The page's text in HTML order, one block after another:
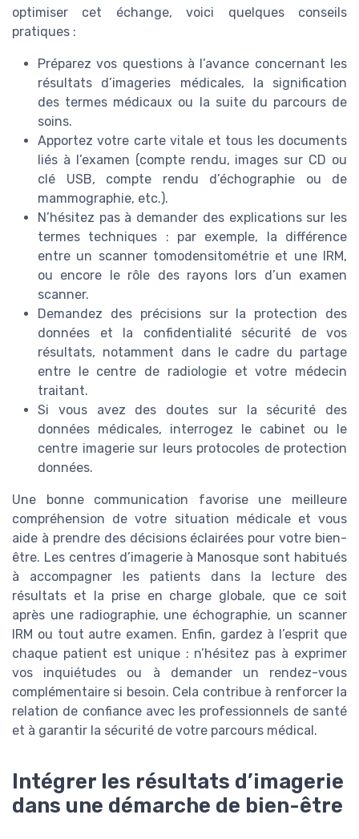
optimiser cet échange, voici quelques conseils
pratiques :
Préparez vos questions à l’avance concernant les
résultats d’imageries médicales, la signification
des termes médicaux ou la suite du parcours de
soins.
Apportez votre carte vitale et tous les documents
liés à l’examen (compte rendu, images sur CD ou
clé USB, compte rendu d’échographie ou de
mammographie, etc.).
N’hésitez pas à demander des explications sur les
termes techniques : par exemple, la différence
entre un scanner tomodensitométrie et une IRM,
ou encore le rôle des rayons lors d’un examen
scanner.
Demandez des précisions sur la protection des
données et la confidentialité sécurité de vos
résultats, notamment dans le cadre du partage
entre le centre de radiologie et votre médecin
traitant.
Si vous avez des doutes sur la sécurité des
données médicales, interrogez le cabinet ou le
centre imagerie sur leurs protocoles de protection
données.
Une bonne communication favorise une meilleure
compréhension de votre situation médicale et vous
aide à prendre des décisions éclairées pour votre bien-
être. Les centres d’imagerie à Manosque sont habitués
à accompagner les patients dans la lecture des
résultats et la prise en charge globale, que ce soit
après une radiographie, une échographie, un scanner
IRM ou tout autre examen. Enfin, gardez à l’esprit que
chaque patient est unique : n’hésitez pas à exprimer
vos inquiétudes ou à demander un rendez-vous
complémentaire si besoin. Cela contribue à renforcer la
relation de confiance avec les professionnels de santé
et à garantir la sécurité de votre parcours médical.
Intégrer les résultats d’imagerie
dans une démarche de bien-être